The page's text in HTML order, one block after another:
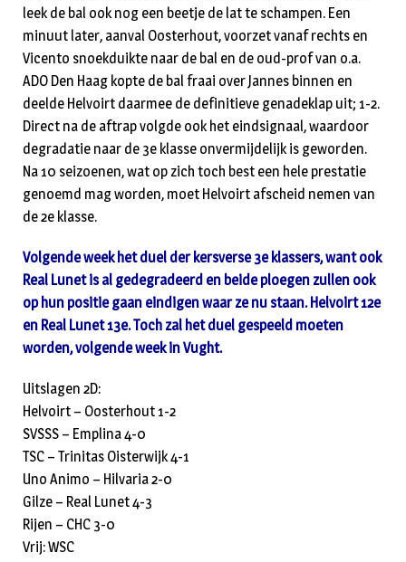
leek de bal ook nog een beetje de lat te schampen. Een
minuut later, aanval Oosterhout, voorzet vanaf rechts en
Vicento snoekduikte naar de bal en de oud-prof van o.a.
ADO Den Haag kopte de bal fraai over Jannes binnen en
deelde Helvoirt daarmee de definitieve genadeklap uit; 1-2.
Direct na de aftrap volgde ook het eindsignaal, waardoor
degradatie naar de 3e klasse onvermijdelijk is geworden.
Na 10 seizoenen, wat op zich toch best een hele prestatie
genoemd mag worden, moet Helvoirt afscheid nemen van
de 2e klasse.
Volgende week het duel der kersverse 3e klassers, want ook
Real Lunet is al gedegradeerd en beide ploegen zullen ook
op hun positie gaan eindigen waar ze nu staan. Helvoirt 12e
en Real Lunet 13e. Toch zal het duel gespeeld moeten
worden, volgende week in Vught.
Uitslagen 2D:
Helvoirt – Oosterhout 1-2
SVSSS – Emplina 4-0
TSC – Trinitas Oisterwijk 4-1
Uno Animo – Hilvaria 2-0
Gilze – Real Lunet 4-3
Rijen – CHC 3-0
Vrij: WSC